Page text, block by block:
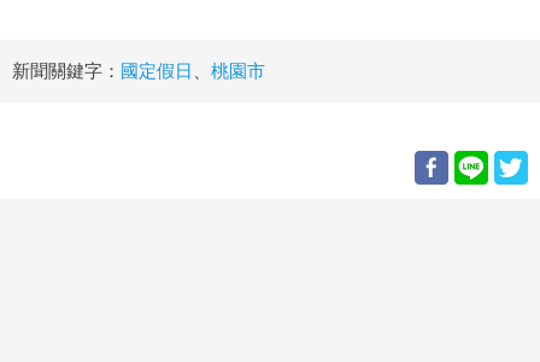
新聞關鍵字： 國定假日 桃園市